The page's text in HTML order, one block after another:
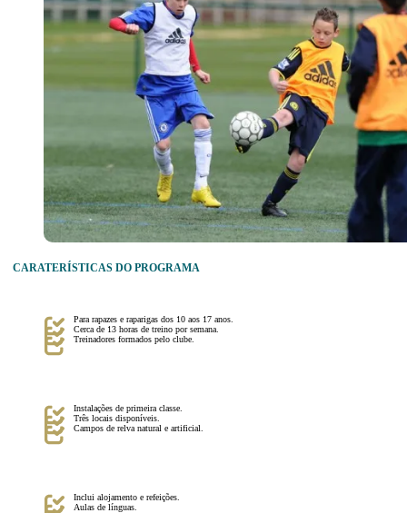
CARATERÍSTICAS DO PROGRAMA
Para rapazes e raparigas dos 10 aos 17 anos.
Cerca de 13 horas de treino por semana.
Treinadores formados pelo clube.
Instalações de primeira classe.
Três locais disponíveis.
Campos de relva natural e artificial.
Inclui alojamento e refeições.
Aulas de línguas.